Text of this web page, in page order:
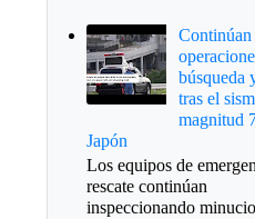
Continúan
búsqueda
tras el
magnitud
Japón
Los equipos de
rescate continúan
inspeccionando